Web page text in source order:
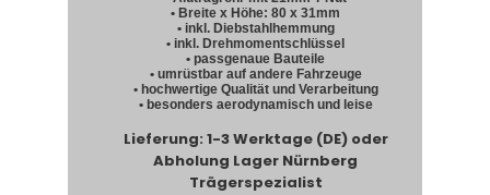
• Breite x Höhe: 80 x 31mm
• inkl. Diebstahlhemmung
• inkl. Drehmomentschlüssel
• passgenaue Bauteile
• umrüstbar auf andere Fahrzeuge
• hochwertige Qualität und Verarbeitung
• besonders aerodynamisch und leise
Lieferung: 1-3 Werktage (DE) oder
Abholung Lager Nürnberg
Trägerspezialist